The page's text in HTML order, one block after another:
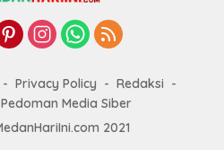
Privacy Policy
Redaksi
Pedoman Media Siber
2021